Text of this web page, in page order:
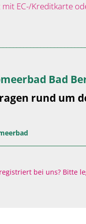
EC-/Kreditkarte
Bad
rund um
bei uns? Bitte